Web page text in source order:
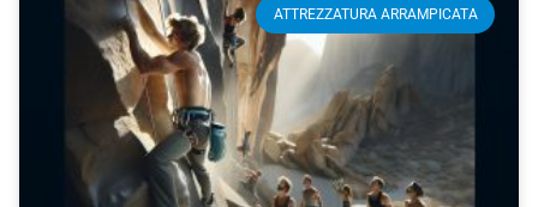
ATTREZZATURA ARRAMPICATA